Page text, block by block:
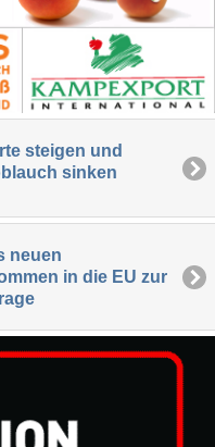
steigen und
sinken
neuen
in die EU zur